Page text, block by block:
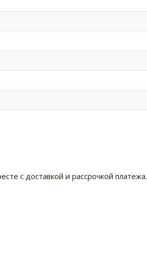
с доставкой и рассрочкой платежа.